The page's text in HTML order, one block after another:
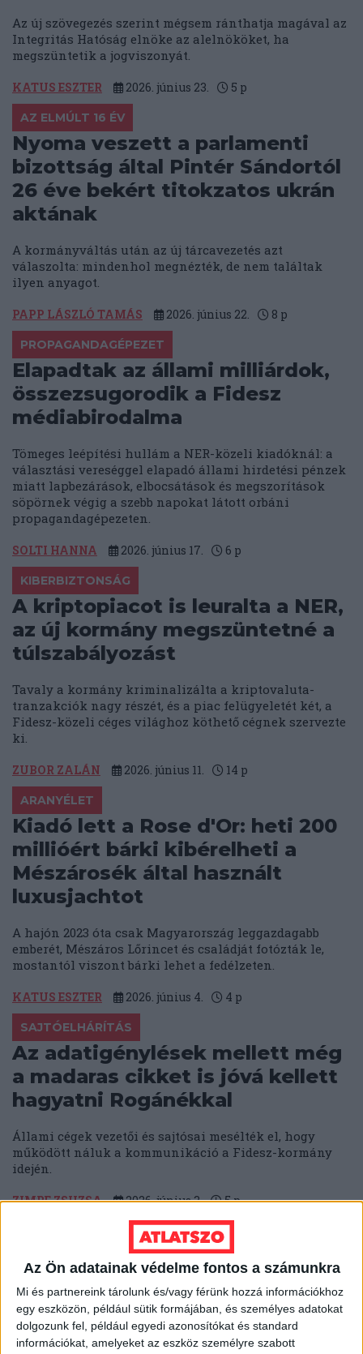
Az Ön adatainak védelme fontos a számunkra
Mi és partnereink tárolunk és/vagy férünk hozzá információkhoz
egy eszközön, például sütik formájában, és személyes adatokat
dolgozunk fel, például egyedi azonosítókat és standard
információkat, amelyeket az eszköz személyre szabott
Az új szövegezés szerint mégsem ránthatja magával az
Integritás Hatóság elnöke az alelnököket, ha
megszüntetik a jogviszonyát.
KATUS ESZTER 2026. június 23. 5 p
AZ ELMÚLT 16 ÉV
Nyoma veszett a parlamenti
bizottság által Pintér Sándortól
26 éve bekért titokzatos ukrán
aktának
A kormányváltás után az új tárcavezetés azt
válaszolta: mindenhol megnézték, de nem találtak
ilyen anyagot.
PAPP LÁSZLÓ TAMÁS 2026. június 22. 8 p
PROPAGANDAGÉPEZET
Elapadtak az állami milliárdok,
összezsugorodik a Fidesz
médiabirodalma
Tömeges leépítési hullám a NER-közeli kiadóknál: a
választási vereséggel elapadó állami hirdetési pénzek
miatt lapbezárások, elbocsátások és megszorítások
söpörnek végig a szebb napokat látott orbáni
propagandagépezeten.
SOLTI HANNA 2026. június 17. 6 p
KIBERBIZTONSÁG
A kriptopiacot is leuralta a NER,
az új kormány megszüntetné a
túlszabályozást
Tavaly a kormány kriminalizálta a kriptovaluta-
tranzakciók nagy részét, és a piac felügyeletét két, a
Fidesz-közeli céges világhoz köthető cégnek szervezte
ki.
ZUBOR ZALÁN 2026. június 11. 14 p
ARANYÉLET
Kiadó lett a Rose d'Or: heti 200
millióért bárki kibérelheti a
Mészárosék által használt
luxusjachtot
A hajón 2023 óta csak Magyarország leggazdagabb
emberét, Mészáros Lőrincet és családját fotózták le,
mostantól viszont bárki lehet a fedélzeten.
KATUS ESZTER 2026. június 4. 4 p
SAJTÓELHÁRÍTÁS
Az adatigénylések mellett még
a madaras cikket is jóvá kellett
hagyatni Rogánékkal
Állami cégek vezetői és sajtósai mesélték el, hogy
működött náluk a kommunikáció a Fidesz-kormány
idején.
ZIMRE ZSUZSA 2026. június 3. 5p
A TASZ, a 24.hu, a 444, a WMN
és a Nők Lapja Café újságírói
kapták idén a Szegénységről
méltósággal sajtódíjat